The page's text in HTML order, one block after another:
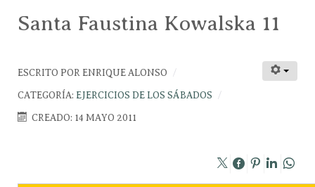
Santa Faustina Kowalska 11
ESCRITO POR ENRIQUE ALONSO
CATEGORÍA: EJERCICIOS DE LOS SÁBADOS
CREADO: 14 MAYO 2011